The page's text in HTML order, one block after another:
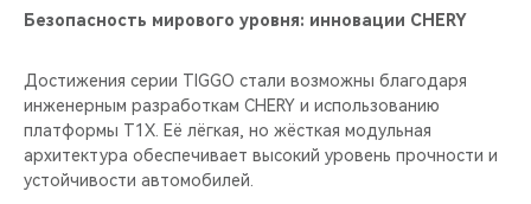
Безопасность мирового уровня: инновации CHERY
Достижения серии TIGGO стали возможны благодаря
инженерным разработкам CHERY и использованию
платформы T1X. Её лёгкая, но жёсткая модульная
архитектура обеспечивает высокий уровень прочности и
устойчивости автомобилей.